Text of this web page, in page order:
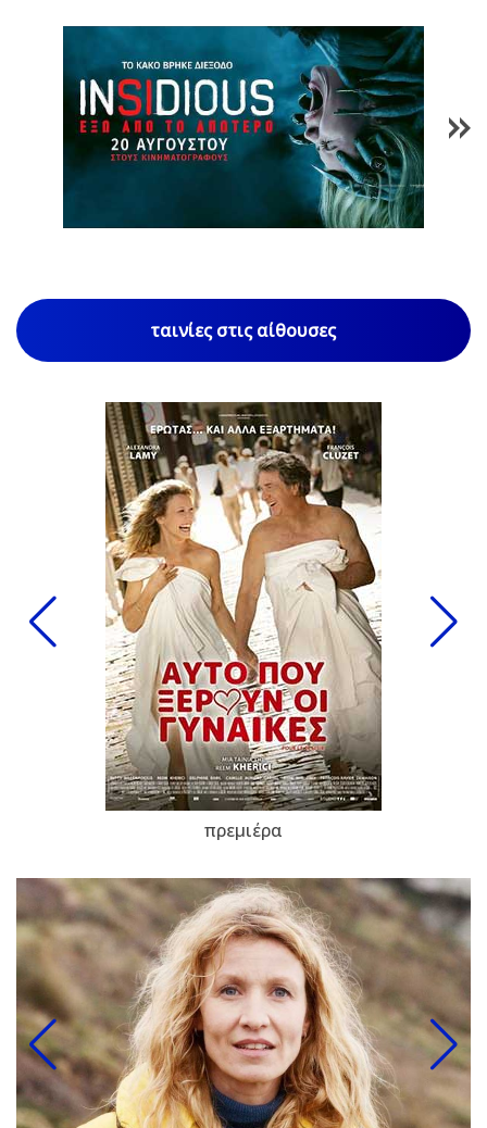
1
ταινίες στις αίθουσες
πρεμιέρα